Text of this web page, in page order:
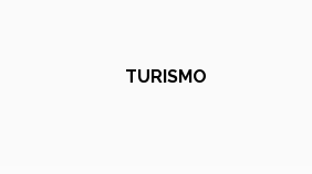
TURISMO